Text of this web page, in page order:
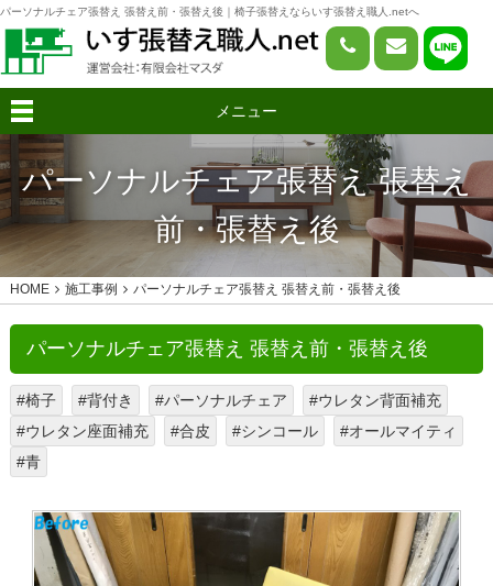
パーソナルチェア張替え 張替え前・張替え後｜椅子張替えならいす張替え職人.netへ
メニュー
パーソナルチェア張替え 張替え
前・張替え後
HOME 施工事例 パーソナルチェア張替え 張替え前・張替え後
パーソナルチェア張替え 張替え前・張替え後
#椅子 #背付き #パーソナルチェア
#ウレタン背面補充
#ウレタン座面補充
#合皮 #シンコール
#オールマイティ
#青